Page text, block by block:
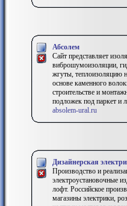
Абсолем
Сайт представляет
виброшумоизоляции,
жгуты, теплоизоляцию
основе каменного
строительстве и
подложек под паркет и
absolem-ural.ru
Дизайнерская
Производство и
электроустановочные
лофт. Российское
магазины электрики,